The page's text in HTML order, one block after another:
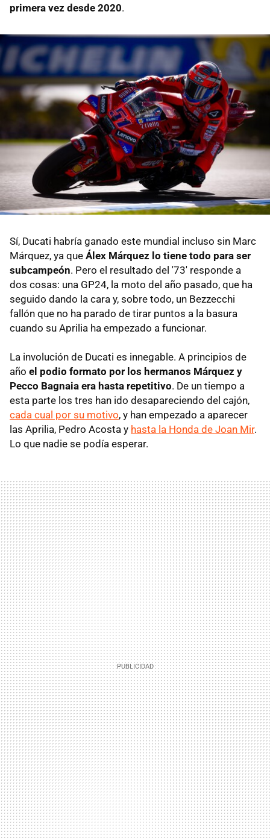
primera vez desde 2020.
Sí, Ducati habría ganado este mundial incluso sin Marc
Márquez, ya que Álex Márquez lo tiene todo para ser
subcampeón. Pero el resultado del '73' responde a
dos cosas: una GP24, la moto del año pasado, que ha
seguido dando la cara y, sobre todo, un Bezzecchi
fallón que no ha parado de tirar puntos a la basura
cuando su Aprilia ha empezado a funcionar.
La involución de Ducati es innegable. A principios de
año el podio formato por los hermanos Márquez y
Pecco Bagnaia era hasta repetitivo. De un tiempo a
esta parte los tres han ido desapareciendo del cajón,
cada cual por su motivo, y han empezado a aparecer
las Aprilia, Pedro Acosta y hasta la Honda de Joan Mir.
Lo que nadie se podía esperar.